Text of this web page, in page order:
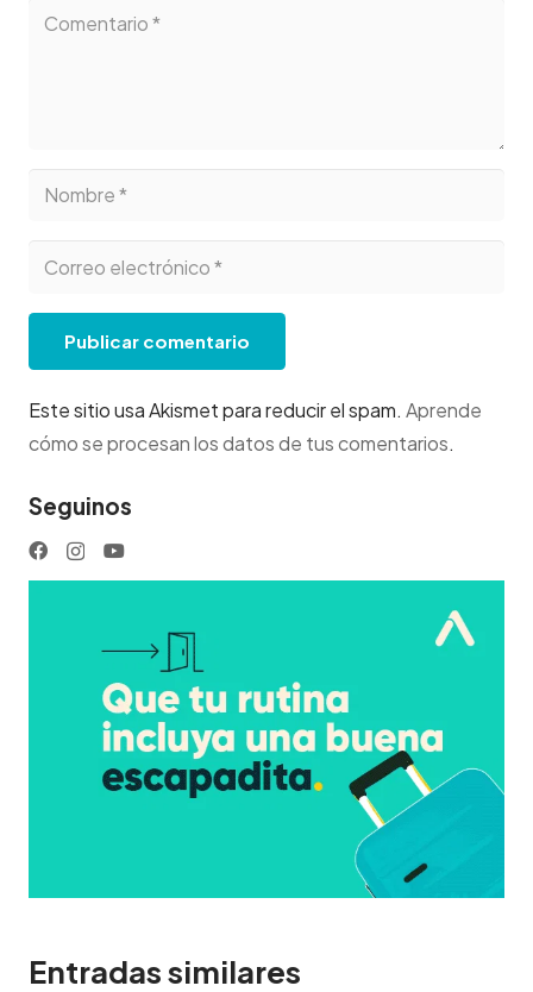
Publicar comentario
Este sitio usa Akismet para reducir el spam. Aprende
cómo se procesan los datos de tus comentarios.
Seguinos
Entradas similares